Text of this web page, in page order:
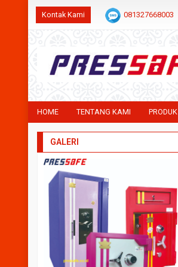
Kontak Kami 081327668003
HOME TENTANG KAMI PRODUK
GALERI